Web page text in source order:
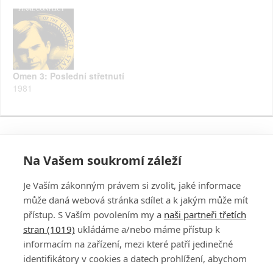
Omen 3: Poslední střetnutí
1981
PŘIHLÁSIT
DISKUZE
Na Vašem soukromí záleží
Je Vaším zákonným právem si zvolit, jaké informace
může daná webová stránka sdílet a k jakým může mít
přístup. S Vaším povolením my a naši partneři třetích
stran (1019) ukládáme a/nebo máme přístup k
informacím na zařízení, mezi které patří jedinečné
identifikátory v cookies a datech prohlížení, abychom